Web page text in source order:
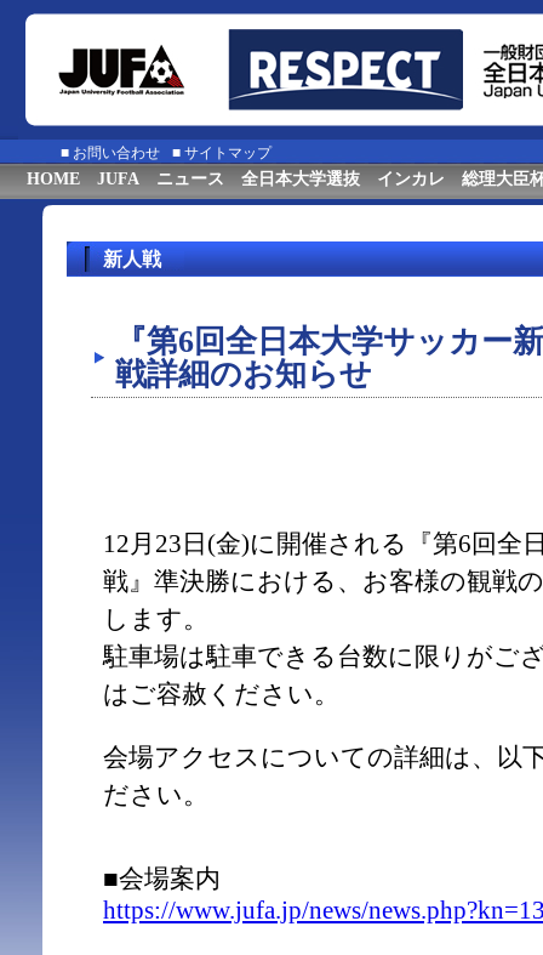
■ お問い合わせ ■ サイトマップ
HOME JUFA ニュース 全日本大学選抜 インカレ 総理大臣
新人戦
『第6回全日本大学サッカ
戦詳細のお知らせ
12月23日(金)に開催される『第6回全
戦』準決勝における、お客様の観戦
します。
駐車場は駐車できる台数に限りがご
はご容赦ください。
会場アクセスについての詳細は、以
ださい。
■会場案内
https://www.jufa.jp/news/